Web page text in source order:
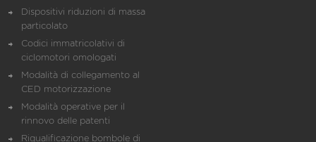
Dispositivi riduzioni di massa
particolato
Codici immatricolativi di
ciclomotori omologati
Modalità di collegamento al
CED motorizzazione
Modalità operative per il
rinnovo delle patenti
Riqualificazione bombole di